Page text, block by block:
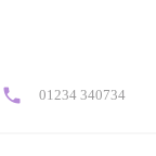
きます))01234 340734